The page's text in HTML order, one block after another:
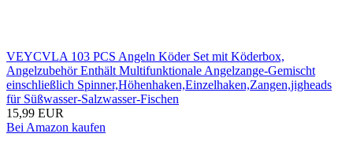
VEYCVLA 103 PCS Angeln Köder Set mit Köderbox,
Angelzubehör Enthält Multifunktionale Angelzange-Gemischt
einschließlich Spinner,Höhenhaken,Einzelhaken,Zangen,jigheads
für Süßwasser-Salzwasser-Fischen
15,99 EUR
Bei Amazon kaufen